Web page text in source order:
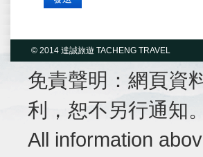
© 2014 達誠旅遊 TACHENG TRAVEL
免責聲明：網頁資
利，恕不另行通知。
All information